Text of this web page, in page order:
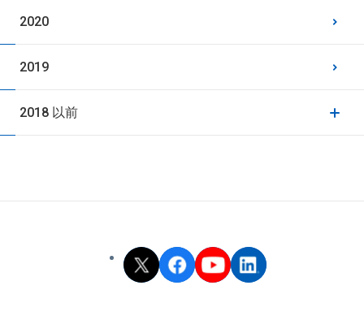
2020
2019
2018 以前